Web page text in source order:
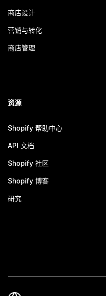
商店设计
营销与转化
商店管理
资源
Shopify 帮助中心
API 文档
Shopify 社区
Shopify 博客
研究